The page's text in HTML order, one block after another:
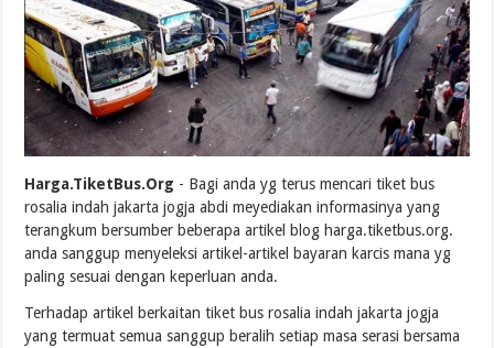
Harga.TiketBus.Org - Bagi anda yg terus mencari tiket bus
rosalia indah jakarta jogja abdi meyediakan informasinya yang
terangkum bersumber beberapa artikel blog harga.tiketbus.org.
anda sanggup menyeleksi artikel-artikel bayaran karcis mana yg
paling sesuai dengan keperluan anda.
Terhadap artikel berkaitan tiket bus rosalia indah jakarta jogja
yang termuat semua sanggup beralih setiap masa serasi bersama